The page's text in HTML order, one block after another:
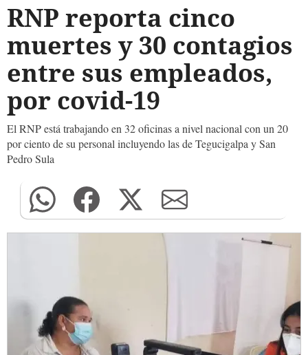
RNP reporta cinco
muertes y 30 contagios
entre sus empleados,
por covid-19
El RNP está trabajando en 32 oficinas a nivel nacional con un 20
por ciento de su personal incluyendo las de Tegucigalpa y San
Pedro Sula